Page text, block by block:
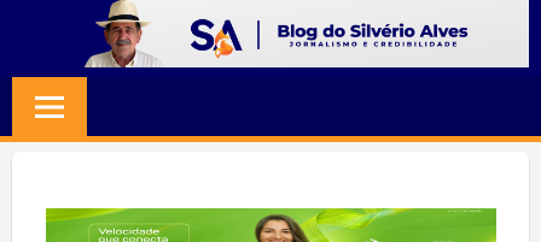
content
SILVERIO
ALVES
Jornalismo
Credibilidade